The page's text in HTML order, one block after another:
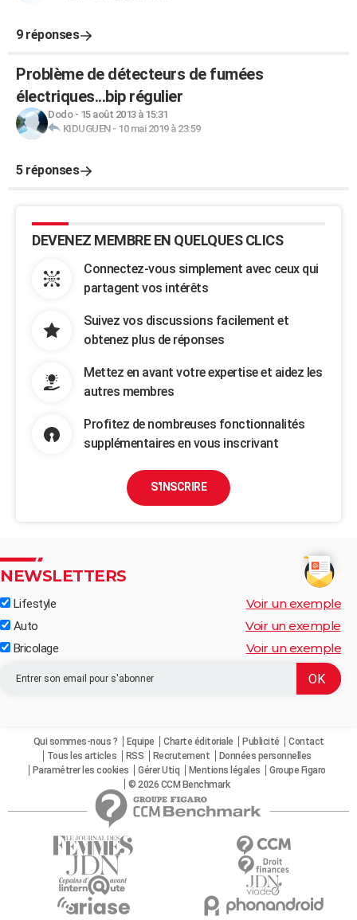
9 réponses
Problème de détecteurs de fumées
électriques...bip régulier
Dodo- 15 août 2013 à 15:31
KIDUGUEN- 10 mai 2019 à 23:59
5 réponses
DEVENEZ MEMBRE EN QUELQUES CLICS
Connectez-vous simplement avec ceux qui
partagent vos intérêts
Suivez vos discussions facilement et
obtenez plus de réponses
Mettez en avant votre expertise et aidez les
autres membres
Profitez de nombreuses fonctionnalités
supplémentaires en vous inscrivant
S'INSCRIRE
NEWSLETTERS
Lifestyle Voir un exemple
Auto Voir un exemple
Bricolage Voir un exemple
Qui sommes-nous ? Equipe Charte éditoriale Publicité
Contact
Tous les articles
RSS Recrutement
Données personnelles
Paramétrer les cookies
Gérer Utiq Mentions légales
Groupe Figaro
© 2026 CCM Benchmark